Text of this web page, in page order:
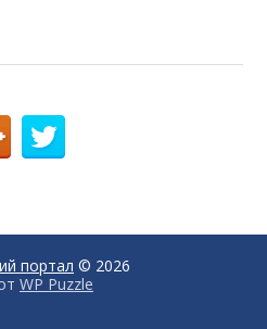
портал © 2026
WP Puzzle